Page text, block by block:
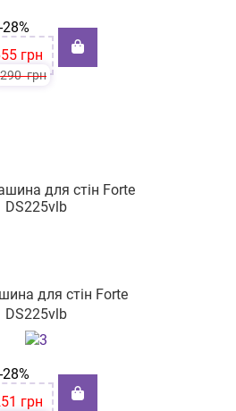
грн
-28%
грн
для стін Forte
DS225vlb
-28%
грн